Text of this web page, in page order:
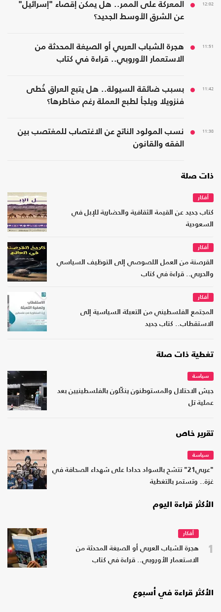
12:02
المعركة على الممر.. هل يمكن إقصاء "إسرائيل"
عن الشرق الأوسط الجديد؟
11:51
هجرة الشباب العربي أو الصيغة المحدثة من
الاستعمار الأوروبي.. قراءة في كتاب
11:42
بسبب ضائقة السيولة.. هل يتبع العراق خُطى
فنزويلا ويلجأ لطبع العملة رغم مخاطرها؟
11:38
نسب المولود الناتج عن الاغتصاب للمغتصب بين
الفقه والقانون
ذات صلة
أفكار
كتاب جديد عن القيمة الثقافية والحضارية للإبل في
السعودية
أفكار
القرصنة من العمل اللصوصي إلى التوظيف السياسي
والحربي.. قراءة في كتاب
أفكار
المجتمع الفلسطيني من التعبئة السياسية إلى
الاستقطاب.. كتاب جديد
تغطية ذات صلة
سياسة
جيش الاحتلال والمستوطنون ينكّلون بالفلسطينيين بعد
عملية تل
تقرير خاص
سياسة
"عربي21" تتشح بالسواد حدادا على شهداء الصحافة في
غزة.. وتستمر بالتغطية
الأكثر قراءة اليوم
1
أفكار
هجرة الشباب العربي أو الصيغة المحدثة من
الاستعمار الأوروبي.. قراءة في كتاب
الأكثر قراءة في أسبوع